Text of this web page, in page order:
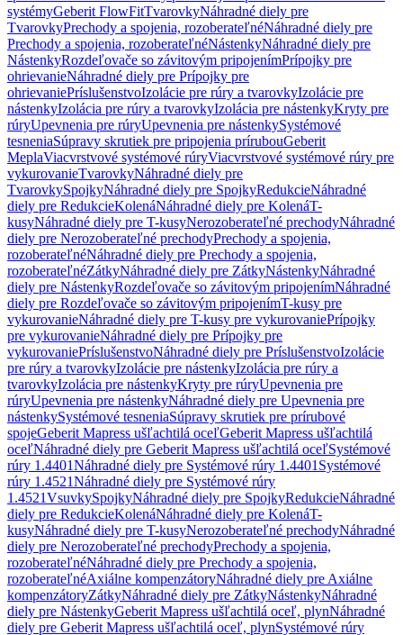
systémyGeberit FlowFitTvarovkyNáhradné diely pre
TvarovkyPrechody a spojenia, rozoberateľnéNáhradné diely pre
Prechody a spojenia, rozoberateľnéNástenkyNáhradné diely pre
NástenkyRozdeľovače so závitovým pripojenímPrípojky pre
ohrievanieNáhradné diely pre Prípojky pre
ohrievaniePríslušenstvoIzolácie pre rúry a tvarovkyIzolácie pre
nástenkyIzolácia pre rúry a tvarovkyIzolácia pre nástenkyKryty pre
rúryUpevnenia pre rúryUpevnenia pre nástenkySystémové
tesneniaSúpravy skrutiek pre pripojenia prírubouGeberit
MeplaViacvrstvové systémové rúryViacvrstvové systémové rúry pre
vykurovanieTvarovkyNáhradné diely pre
TvarovkySpojkyNáhradné diely pre SpojkyRedukcieNáhradné
diely pre RedukcieKolenáNáhradné diely pre KolenáT-
kusyNáhradné diely pre T-kusyNerozoberateľné prechodyNáhradné
diely pre Nerozoberateľné prechodyPrechody a spojenia,
rozoberateľnéNáhradné diely pre Prechody a spojenia,
rozoberateľnéZátkyNáhradné diely pre ZátkyNástenkyNáhradné
diely pre NástenkyRozdeľovače so závitovým pripojenímNáhradné
diely pre Rozdeľovače so závitovým pripojenímT-kusy pre
vykurovanieNáhradné diely pre T-kusy pre vykurovaniePrípojky
pre vykurovanieNáhradné diely pre Prípojky pre
vykurovaniePríslušenstvoNáhradné diely pre PríslušenstvoIzolácie
pre rúry a tvarovkyIzolácie pre nástenkyIzolácia pre rúry a
tvarovkyIzolácia pre nástenkyKryty pre rúryUpevnenia pre
rúryUpevnenia pre nástenkyNáhradné diely pre Upevnenia pre
nástenkySystémové tesneniaSúpravy skrutiek pre prírubové
spojeGeberit Mapress ušľachtilá oceľGeberit Mapress ušľachtilá
oceľNáhradné diely pre Geberit Mapress ušľachtilá oceľSystémové
rúry 1.4401Náhradné diely pre Systémové rúry 1.4401 Systémové
rúry 1.4521Náhradné diely pre Systémové rúry
1.4521VsuvkySpojkyNáhradné diely pre SpojkyRedukcieNáhradné
diely pre RedukcieKolenáNáhradné diely pre KolenáT-
kusyNáhradné diely pre T-kusyNerozoberateľné prechodyNáhradné
diely pre Nerozoberateľné prechodyPrechody a spojenia,
rozoberateľnéNáhradné diely pre Prechody a spojenia,
rozoberateľnéAxiálne kompenzátoryNáhradné diely pre Axiálne
kompenzátoryZátkyNáhradné diely pre ZátkyNástenkyNáhradné
diely pre NástenkyGeberit Mapress ušľachtilá oceľ, plynNáhradné
diely pre Geberit Mapress ušľachtilá oceľ, plynSystémové rúry